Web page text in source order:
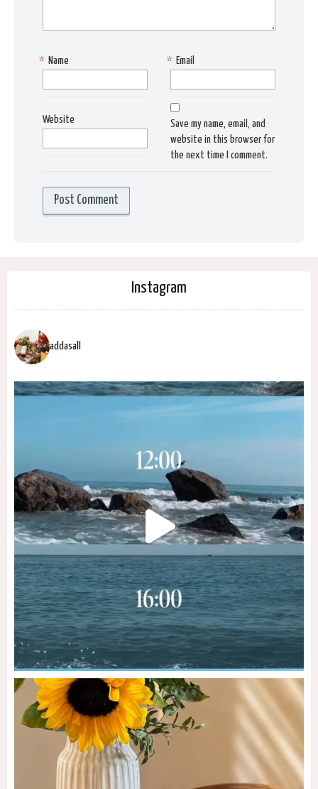
Name
* Email
*
Website
Save my name, email, and
website in this browser for
the next time I comment.
Instagram
addasall